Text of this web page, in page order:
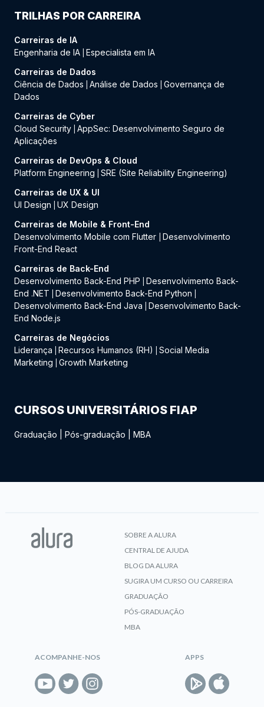
TRILHAS POR CARREIRA
Carreiras de IA
Engenharia de IA Especialista em IA
Carreiras de Dados
Ciência de Dados
Análise de Dados
Governança de
Dados
Carreiras de Cyber
Cloud Security AppSec: Desenvolvimento Seguro de
Aplicações
Carreiras de DevOps & Cloud
Platform Engineering
SRE (Site Reliability Engineering)
Carreiras de UX & UI
UI Design
UX Design
Carreiras de Mobile & Front-End
Desenvolvimento Mobile com Flutter
Desenvolvimento
Front-End React
Carreiras de Back-End
Desenvolvimento Back-End PHP
Desenvolvimento Back-
End .NET
Desenvolvimento Back-End Python
Desenvolvimento Back-End Java
Desenvolvimento Back-
End Node.js
Carreiras de Negócios
Liderança
Recursos Humanos (RH)
Social Media
Marketing
Growth Marketing
CURSOS UNIVERSITÁRIOS FIAP
Graduação Pós-graduação MBA
SOBRE A ALURA
CENTRAL DE AJUDA
BLOG DA ALURA
SUGIRA UM CURSO OU CARREIRA
GRADUAÇÃO
PÓS-GRADUAÇÃO
MBA
ACOMPANHE-NOS APPS